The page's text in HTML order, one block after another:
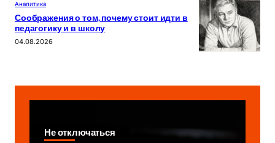
Аналитика
Соображения о том, почему стоит идти в
педагогику и в школу
04.08.2026
Не отключаться